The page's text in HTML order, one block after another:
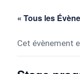
« Tous les
Cet évènement